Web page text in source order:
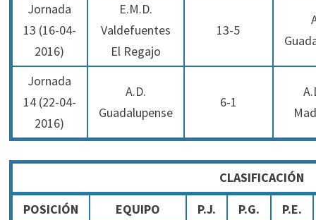
Jornada
13 (16-04-
2016)
E.M.D.
Valdefuentes
El Regajo
13-5
Jornada
14 (22-04-
2016)
A.D.
Guadalupense
6-1
CLASIFICACIÓN
POSICIÓN
EQUIPO P.J. P.G. P.E.